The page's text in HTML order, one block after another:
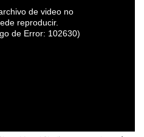
de video no
reproducir.
de Error: 102630)